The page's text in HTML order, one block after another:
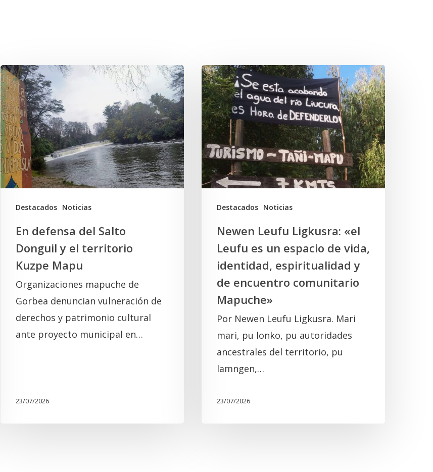
Destacados Noticias
En
defensa
del
Salto
Donguil
y
el
territorio
Kuzpe
En defensa del Salto
Donguil y el territorio
Kuzpe Mapu
Organizaciones mapuche de
Gorbea denuncian vulneración de
derechos y patrimonio cultural
ante proyecto municipal en…
23/07/2026
Destacados Noticias
Newen
Leufu
Ligkusra:
«el
Leufu
es
un
espacio
identidad,
espiritualidad
encuentro
comunitario
Mapuche»
Newen Leufu Ligkusra: «el
Leufu es un espacio de vida,
identidad, espiritualidad y
de encuentro comunitario
Mapuche»
Por Newen Leufu Ligkusra. Mari
mari, pu lonko, pu autoridades
ancestrales del territorio, pu
lamngen,…
23/07/2026